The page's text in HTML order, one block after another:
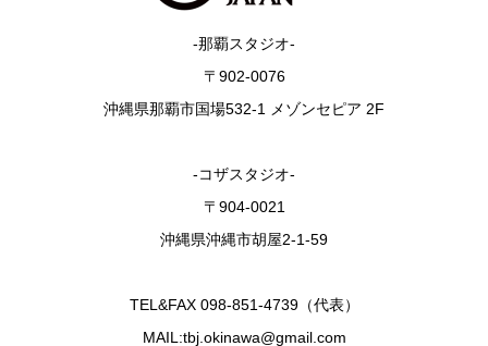
-那覇スタジオ-
〒902-0076
沖縄県那覇市国場532-1 メゾンセピア 2F
-コザスタジオ-
〒904-0021
沖縄県沖縄市胡屋2-1-59
TEL&FAX 098-851-4739（代表）
MAIL:tbj.okinawa@gmail.com